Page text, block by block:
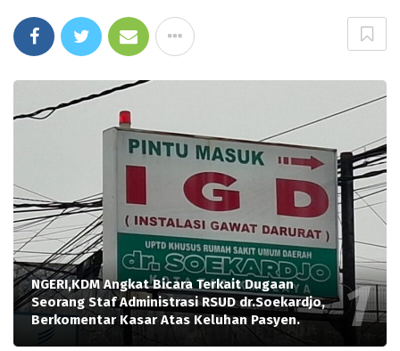
NGERI,KDM Angkat Bicara Terkait Dugaan
Seorang Staf Administrasi RSUD dr.Soekardjo,
Berkomentar Kasar Atas Keluhan Pasyen.